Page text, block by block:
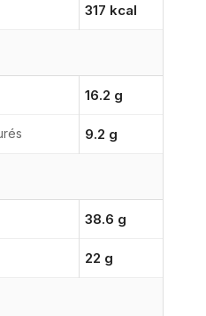
317 kcal
16.2 g
9.2 g
38.6 g
22 g